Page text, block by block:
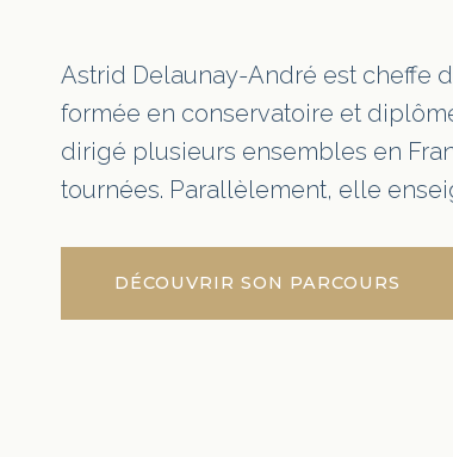
Astrid Delaunay-André est cheffe
formée en conservatoire et
dirigé plusieurs ensembles en
tournées. Parallèlement, elle
DÉCOUVRIR SON PARCOURS